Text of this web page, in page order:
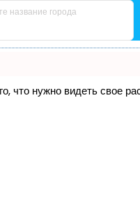
что нужно видеть свое